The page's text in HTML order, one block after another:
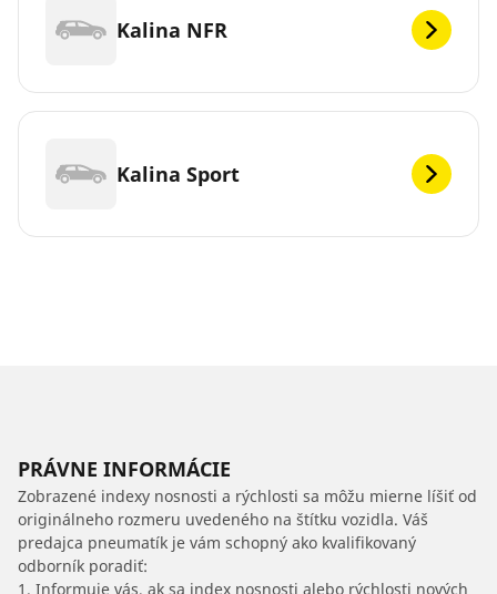
Kalina NFR
Kalina Sport
PRÁVNE INFORMÁCIE
Zobrazené indexy nosnosti a rýchlosti sa môžu mierne líšiť od
originálneho rozmeru uvedeného na štítku vozidla. Váš
predajca pneumatík je vám schopný ako kvalifikovaný
odborník poradiť:
1. Informuje vás, ak sa index nosnosti alebo rýchlosti nových